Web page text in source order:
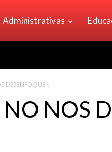
Administrativas
DESENFOQUEN
NOS